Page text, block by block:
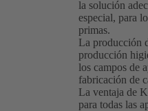
la solución
especial, para
primas.
La producción
producción
los campos de
fabricación de
La ventaja de
para todas las